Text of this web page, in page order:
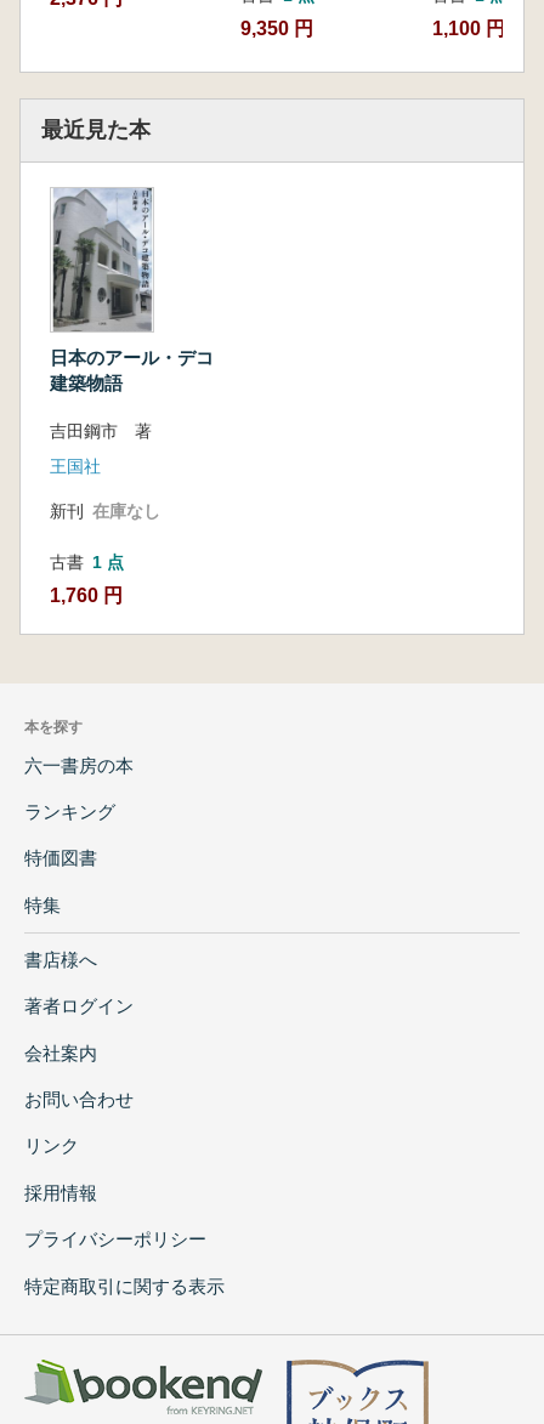
9,350 円 1,100 円
最近見た本
日本のアール・デコ
建築物語
吉田鋼市 著
王国社
新刊 在庫なし
古書 1 点
1,760 円
本を探す
六一書房の本
ランキング
特価図書
特集
書店様へ
著者ログイン
会社案内
お問い合わせ
リンク
採用情報
プライバシーポリシー
特定商取引に関する表示